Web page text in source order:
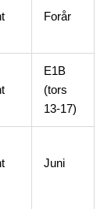
Forår
E1B
(tors
13-17)
Juni